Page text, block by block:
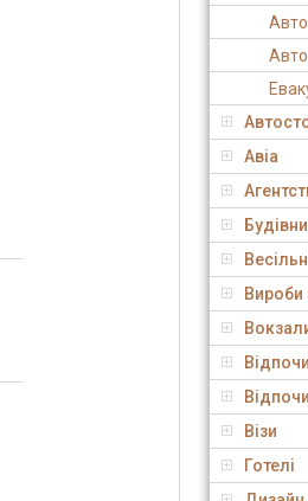
Авіа
Вироби
Візи
Готелі